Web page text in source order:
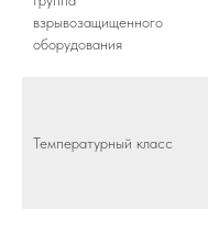
взрывозащищенного
оборудования
Температурный класс